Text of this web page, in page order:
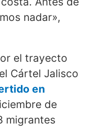
nadar»,
el trayecto
Cártel Jalisco
en
de
migrantes